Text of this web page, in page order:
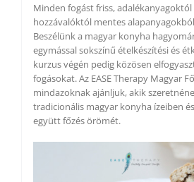
Minden fogást friss, adalékanyagoktól
hozzávalóktól mentes
Beszélünk a magyar konyha
egymással sokszínű ételkészítési és
kurzus végén pedig közösen
fogásokat. Az EASE Therapy Magyar
mindazoknak ajánljuk, akik
tradicionális magyar konyha ízeiben
együtt főzés örömét.